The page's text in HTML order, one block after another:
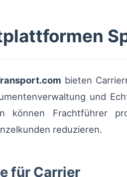
bieten
und
können Frachtführer
reduzieren.
für Carrier